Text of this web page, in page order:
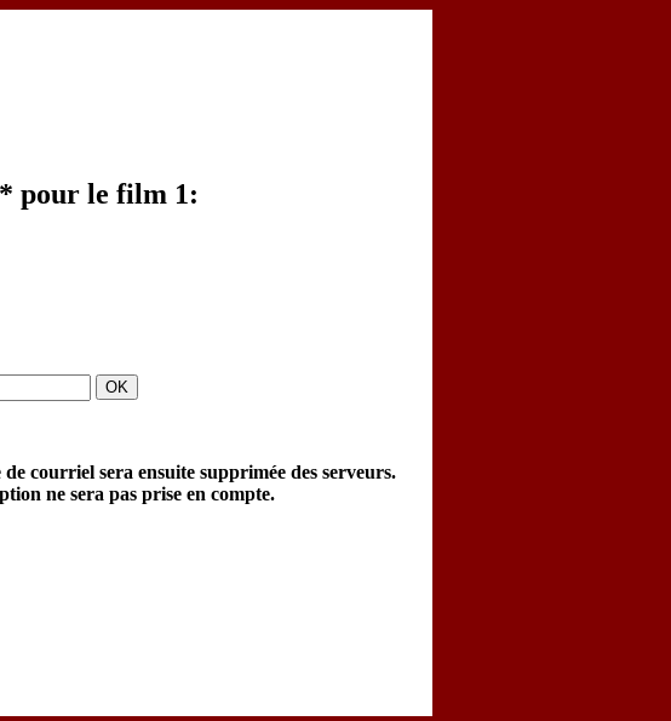
pour le film 1:
courriel sera ensuite supprimée des serveurs.
ne sera pas prise en compte.